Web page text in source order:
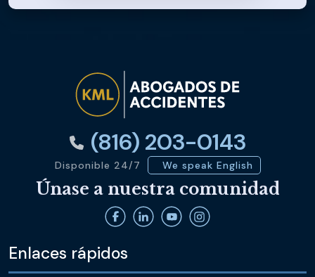
(816) 203-0143
Disponible 24/7 We speak English
Únase a nuestra comunidad
Enlaces rápidos